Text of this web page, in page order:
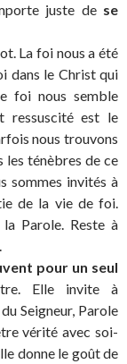
juste de se
La foi nous a été
dans le Christ qui
foi nous semble
ressuscité est le
nous trouvons
les ténèbres de ce
sommes invités à
de la vie de foi.
Parole. Reste à
pour un seul
Elle invite à
Seigneur, Parole
vérité avec soi-
donne le goût de